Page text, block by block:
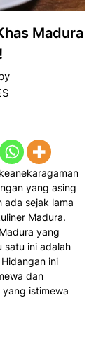
Madura
yang asing
ada sejak lama
Madura.
yang
satu ini adalah
ini
dan
istimewa